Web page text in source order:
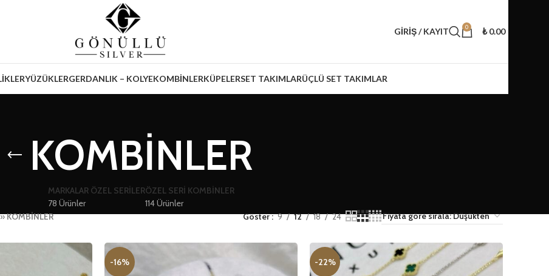
GIRIŞ / KAYIT 0 ₺0.00
YÜZÜKLERGERDANLIK – KOLYEKOMBİNLERKÜPELERSET TAKIMLARÜÇLÜ SET TAKIMLAR
KOMBİNLER
MARKALAR ÖZEL SERİLER
78 Ürünler
ÖZEL SERİ KOMBİNLER
114 Ürünler
KOMBİNLER Göster 9 12 18 24
-16% -22%